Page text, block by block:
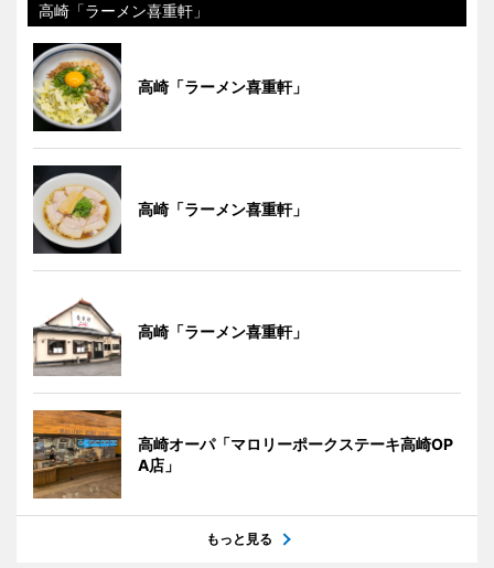
高崎「ラーメン喜重軒」
高崎「ラーメン喜重軒」
高崎「ラーメン喜重軒」
高崎「ラーメン喜重軒」
高崎オーパ「マロリーポークステーキ高崎OP
A店」
もっと見る